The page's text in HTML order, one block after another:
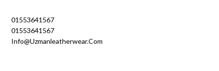
01553641567
01553641567
Info@uzmanleatherwear.com